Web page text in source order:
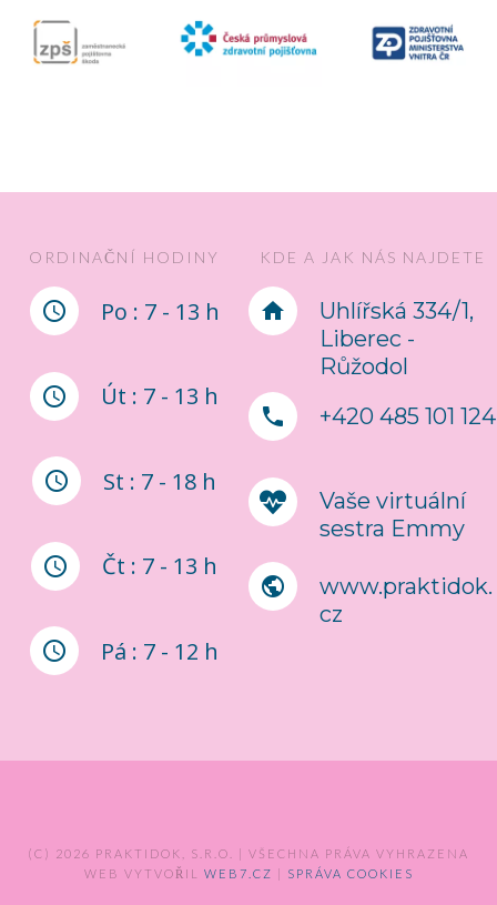
ORDINAČNÍ HODINY
Po : 7 - 13 h
Út : 7 - 13 h
St : 7 - 18 h
Čt : 7 - 13 h
Pá : 7 - 12 h
KDE A JAK NÁS NAJDETE
Uhlířská 334/1,
Liberec -
Růžodol
+420 485 101 124
Vaše virtuální
sestra Emmy
www.praktidok.
cz
(C) 2026 PRAKTIDOK, S.R.O. | VŠECHNA PRÁVA VYHRAZENA
WEB VYTVOŘIL
WEB7.CZ | SPRÁVA COOKIES